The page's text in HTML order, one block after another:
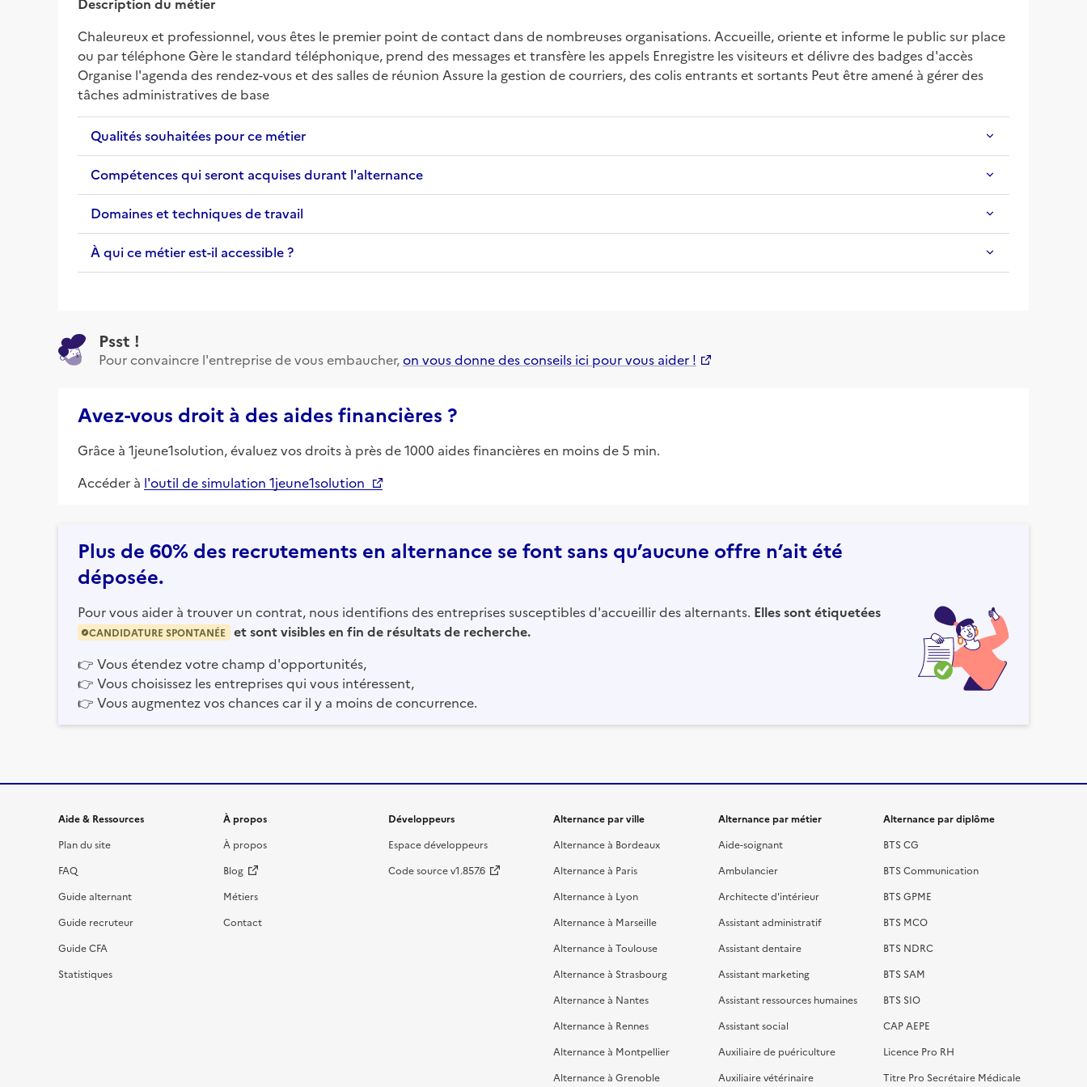
Chaleureux et professionnel, vous êtes le premier point de contact dans de nombreuses organisations. Accueille, oriente et informe le public sur place
ou par téléphone Gère le standard téléphonique, prend des messages et transfère les appels Enregistre les visiteurs et délivre des badges d'accès
Organise l'agenda des rendez-vous et des salles de réunion Assure la gestion de courriers, des colis entrants et sortants Peut être amené à gérer des
tâches administratives de base
Qualités souhaitées pour ce métier
Compétences qui seront acquises durant l'alternance
Domaines et techniques de travail
À qui ce métier est-il accessible ?
Psst !
Pour convaincre l'entreprise de vous embaucher,on vous donne des conseils ici pour vous aider !
Avez-vous droit à des aides financières ?
Grâce à 1jeune1solution, évaluez vos droits à près de 1000 aides financières en moins de 5 min.
Accéder à l'outil de simulation 1jeune1solution
Plus de 60% des recrutements en alternance se font sans qu’aucune offre n’ait été
déposée.
Pour vous aider à trouver un contrat, nous identifions des entreprises susceptibles d'accueillir des alternants. Elles sont étiquetées
CANDIDATURE SPONTANÉE
et sont visibles en fin de résultats de recherche.
👉 Vous étendez votre champ d'opportunités,
👉 Vous choisissez les entreprises qui vous intéressent,
👉 Vous augmentez vos chances car il y a moins de concurrence.
Informations et liens du site
Aide & Ressources
Plan du site
FAQ
Guide alternant
Guide recruteur
Guide CFA
Statistiques
À propos
À propos
Blog
Métiers
Contact
Développeurs
Espace développeurs
Code source v1.857.6
Alternance par ville
Alternance à Bordeaux
Alternance à Paris
Alternance à Lyon
Alternance à Marseille
Alternance à Toulouse
Alternance à Strasbourg
Alternance à Nantes
Alternance à Rennes
Alternance à Montpellier
Alternance à Grenoble
Alternance par métier
Aide-soignant
Ambulancier
Architecte d'intérieur
Assistant administratif
Assistant dentaire
Assistant marketing
Assistant ressources humaines
Assistant social
Auxiliaire de puériculture
Auxiliaire vétérinaire
Alternance par diplôme
BTS CG
BTS Communication
BTS GPME
BTS MCO
BTS NDRC
BTS SAM
BTS SIO
CAP AEPE
Licence Pro RH
Titre Pro Secrétaire Médicale